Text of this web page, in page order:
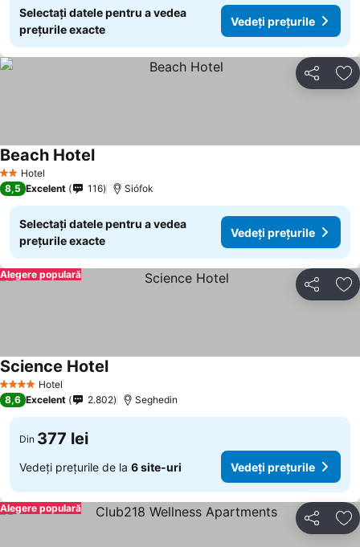
Selectați datele pentru a vedea
prețurile exacte
Vedeți prețurile
Distribuiți
2 SteleHotel
Beach HotelVedeți prețurile
8,5 Excelent 116 Siófok
Selectați datele pentru a vedea
prețurile exacte
Vedeți prețurile
Distribuiți
Alegere populară
4 Stele Hotel
Science HotelVedeți prețurile
8,6 Excelent 2.802 Seghedin
Din 377 lei
Vedeți prețurile de la 6 site-uri Vedeți prețurile
Distribuiți
Alegere populară